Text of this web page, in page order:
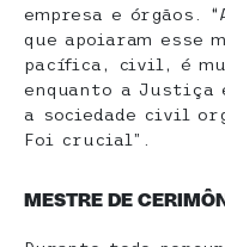
empresa e órgãos.
que apoiaram esse
pacífica, civil, é
enquanto a Justiça
a sociedade civil
Foi crucial”.
MESTRE DE